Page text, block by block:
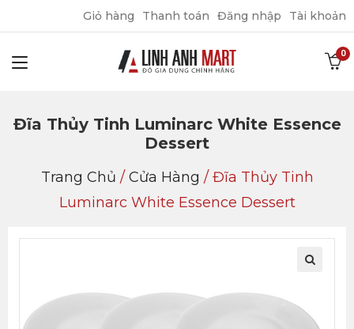
Giỏ hàng Thanh toán Đăng nhập Tài khoản
Đĩa Thủy Tinh Luminarc White Essence
Dessert
Trang Chủ / Cửa Hàng / Đĩa Thủy Tinh
Luminarc White Essence Dessert